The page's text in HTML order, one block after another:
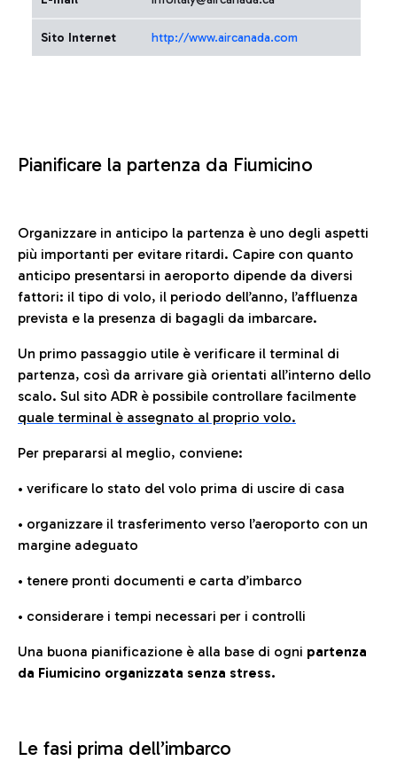
Sito Internet http://www.aircanada.com
Pianificare la partenza da Fiumicino
Organizzare in anticipo la partenza è uno degli aspetti
più importanti per evitare ritardi. Capire con quanto
anticipo presentarsi in aeroporto dipende da diversi
fattori: il tipo di volo, il periodo dell’anno, l’affluenza
prevista e la presenza di bagagli da imbarcare.
Un primo passaggio utile è verificare il terminal di
partenza, così da arrivare già orientati all’interno dello
scalo. Sul sito ADR è possibile controllare facilmente
quale terminal è assegnato al proprio volo.
Per prepararsi al meglio, conviene:
• verificare lo stato del volo prima di uscire di casa
• organizzare il trasferimento verso l’aeroporto con un
margine adeguato
• tenere pronti documenti e carta d’imbarco
• considerare i tempi necessari per i controlli
Una buona pianificazione è alla base di ogni partenza
da Fiumicino organizzata senza stress.
Le fasi prima dell’imbarco